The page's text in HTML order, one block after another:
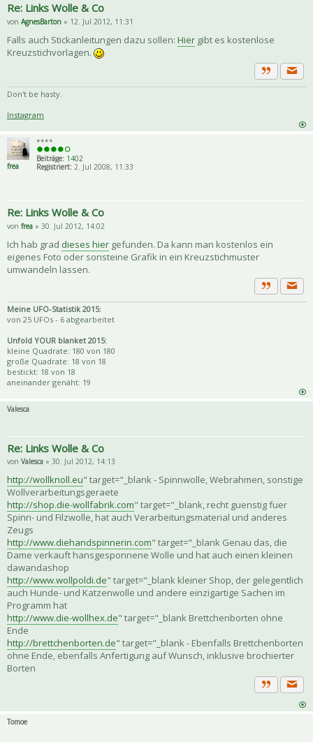
Re: Links Wolle & Co
von AgnesBarton » 12. Jul 2012, 11:31
Falls auch Stickanleitungen dazu sollen: Hier gibt es kostenlose
Kreuzstichvorlagen.
Zitat
Don't be hasty.
Instagram
frea
****
Beiträge: 1402
Registriert: 2. Jul 2008, 11:33
Re: Links Wolle & Co
von frea » 30. Jul 2012, 14:02
Ich hab grad dieses hier gefunden. Da kann man kostenlos ein
eigenes Foto oder sonsteine Grafik in ein Kreuzstichmuster
umwandeln lassen.
Zitat
Meine UFO-Statistik 2015:
von 25 UFOs - 6 abgearbeitet
Unfold YOUR blanket 2015:
kleine Quadrate: 180 von 180
große Quadrate: 18 von 18
bestickt: 18 von 18
aneinander genäht: 19
Valesca
Re: Links Wolle & Co
von Valesca » 30. Jul 2012, 14:13
http://wollknoll.eu" target="_blank - Spinnwolle, Webrahmen, sonstige
Wollverarbeitungsgeraete
http://shop.die-wollfabrik.com" target="_blank, recht guenstig fuer
Spinn- und Filzwolle, hat auch Verarbeitungsmaterial und anderes
Zeugs
http://www.diehandspinnerin.com" target="_blank Genau das, die
Dame verkauft hansgesponnene Wolle und hat auch einen kleinen
dawandashop
http://www.wollpoldi.de" target="_blank kleiner Shop, der gelegentlich
auch Hunde- und Katzenwolle und andere einzigartige Sachen im
Programm hat
http://www.die-wollhex.de" target="_blank Brettchenborten ohne
Ende
http://brettchenborten.de" target="_blank - Ebenfalls Brettchenborten
ohne Ende, ebenfalls Anfertigung auf Wunsch, inklusive brochierter
Borten
Zitat
Tomoe